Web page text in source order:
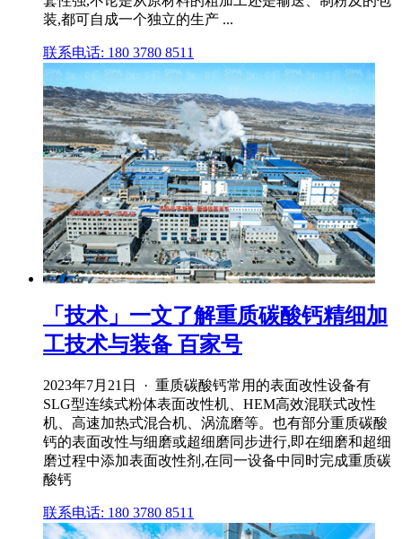
装,都可自成一个独立的生产 ...
联系电话: 180 3780 8511
「技术」一文了解重质碳酸钙精细加
工技术与装备 百家号
2023年7月21日 · 重质碳酸钙常用的表面改性设备有
SLG型连续式粉体表面改性机、HEM高效混联式改性
机、高速加热式混合机、涡流磨等。也有部分重质碳酸
钙的表面改性与细磨或超细磨同步进行,即在细磨和超细
磨过程中添加表面改性剂,在同一设备中同时完成重质碳
酸钙
联系电话: 180 3780 8511